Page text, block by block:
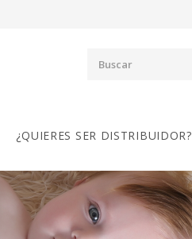
¿QUIERES SER DISTRIBUIDOR?